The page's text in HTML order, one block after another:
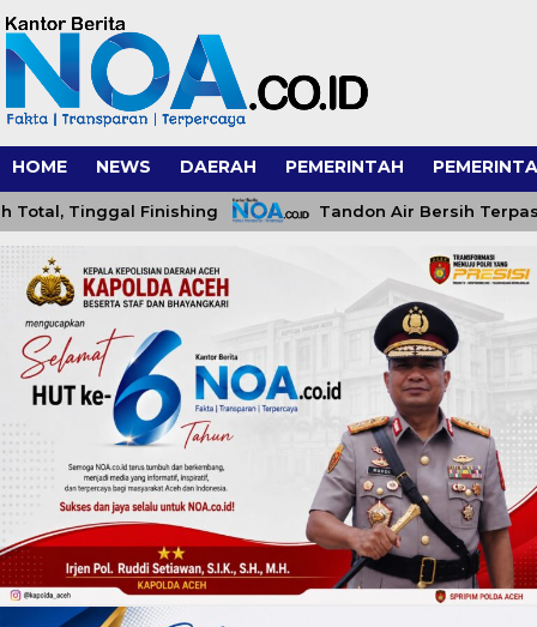
HOME NEWS DAERAH PEMERINTAH
Tinggal Finishing Tandon Air Bersih Terpasang,